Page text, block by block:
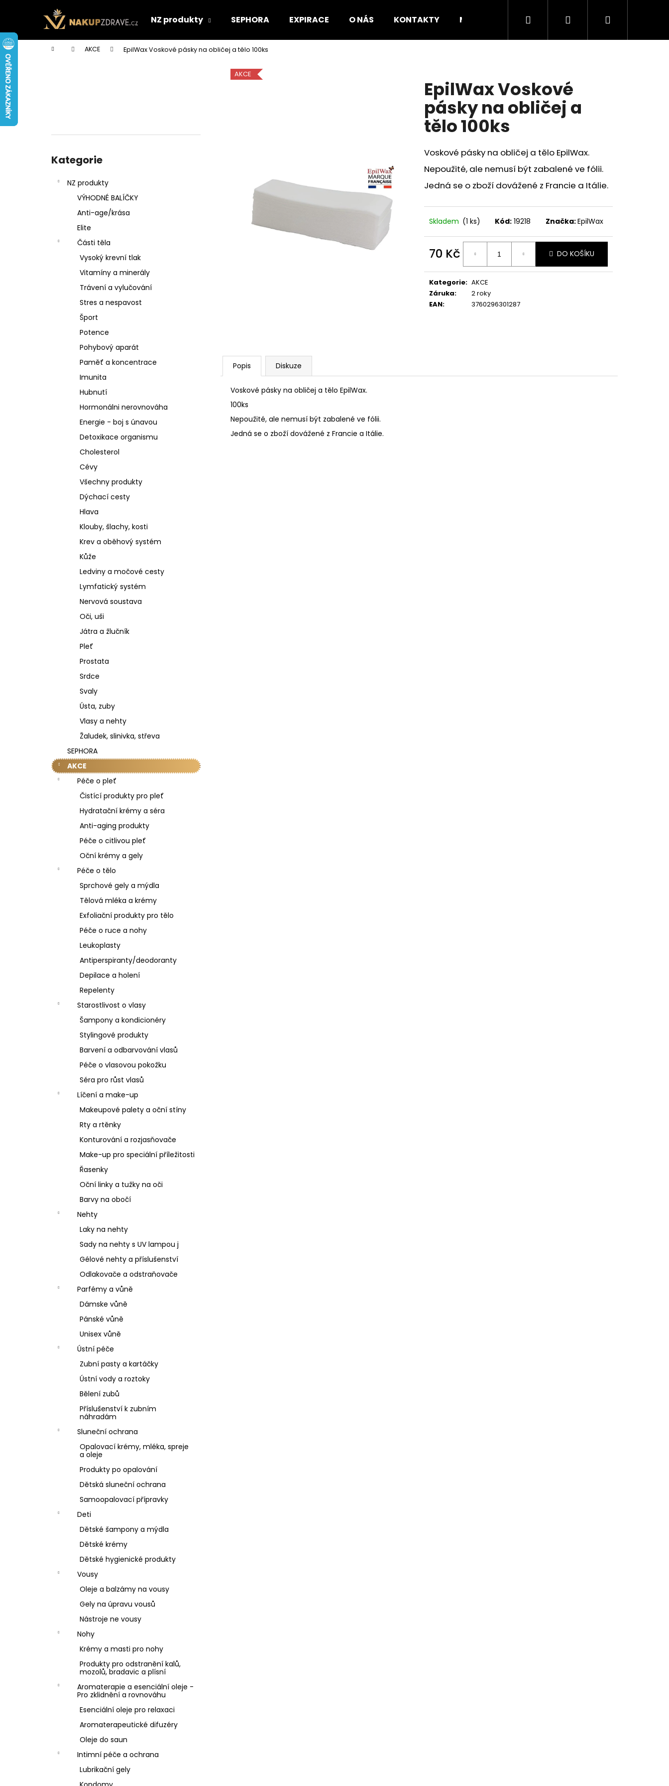
NZ produkty SEPHORA EXPIRACE O NÁS KONTAKTY Moje objednávka RADY A INSPIRACE
Hledat PřihlášeníNákupní
Domů AKCE EpilWax Voskové pásky na obličej a tělo 100ks
kategorie
Kategorie
NZ produkty
VÝHODNÉ BALÍČKY
Anti-age/krása
Elite
Části těla
Vysoký krevní tlak
Vitamíny a minerály
Trávení a vylučování
Stres a nespavost
Šport
Potence
Pohybový aparát
Paměť a koncentrace
Imunita
Hubnutí
Hormonálni nerovnováha
Energie - boj s únavou
Detoxikace organismu
Cholesterol
Cévy
Všechny produkty
Dýchací cesty
Hlava
Klouby, šlachy, kosti
Krev a oběhový systém
Kůže
Ledviny a močové cesty
Lymfatický systém
Nervová soustava
Oči, uši
Játra a žlučník
Pleť
Prostata
Srdce
Svaly
Ústa, zuby
Vlasy a nehty
Žaludek, slinivka, střeva
SEPHORA
AKCE
Péče o pleť
Čistící produkty pro pleť
Hydratační krémy a séra
Anti-aging produkty
Péče o citlivou pleť
Oční krémy a gely
Péče o tělo
Sprchové gely a mýdla
Tělová mléka a krémy
Exfoliační produkty pro tělo
Péče o ruce a nohy
Leukoplasty
Antiperspiranty/deodoranty
Depilace a holení
Repelenty
Starostlivost o vlasy
Šampony a kondicionéry
Stylingové produkty
Barvení a odbarvování vlasů
Péče o vlasovou pokožku
Séra pro růst vlasů
Líčení a make-up
Makeupové palety a oční stíny
Rty a rtěnky
Konturování a rozjasňovače
Make-up pro speciální příležitosti
Řasenky
Oční linky a tužky na oči
Barvy na obočí
Nehty
Laky na nehty
Sady na nehty s UV lampou j
Gélové nehty a příslušenství
Odlakovače a odstraňovače
Parfémy a vůně
Dámske vůně
Pánské vůně
Unisex vůně
Ústní péče
Zubní pasty a kartáčky
Ústní vody a roztoky
Bělení zubů
Příslušenství k zubním
náhradám
Sluneční ochrana
Opalovací krémy, mléka, spreje
a oleje
Produkty po opalování
Dětská sluneční ochrana
Samoopalovací přípravky
Deti
Dětské šampony a mýdla
Dětské krémy
Dětské hygienické produkty
Vousy
Oleje a balzámy na vousy
Gely na úpravu vousů
Nástroje ne vousy
Nohy
Krémy a masti pro nohy
Produkty pro odstranění kalů,
mozolů, bradavic a plísní
Aromaterapie a esenciální oleje -
Pro zklidnění a rovnováhu
Esenciální oleje pro relaxaci
Aromaterapeutické difuzéry
Oleje do saun
Intimní péče a ochrana
Lubrikační gely
EpilWax Voskové
pásky na obličej a
tělo 100ks
Voskové pásky na obličej a tělo EpilWax.
Nepoužité, ale nemusí být zabalené ve fólii.
Jedná se o zboží dovážené z Francie a Itálie.
Skladem (1 ks) Kód: 19218 Značka:EpilWax
70 Kč
cena:
DO KOŠÍKU
Kategorie: AKCE
Záruka:
2 roky
EAN: 3760296301287
AKCE
Popis Diskuze
Voskové pásky na obličej a tělo EpilWax.
100ks
Nepoužité, ale nemusí být zabalené ve fólii.
Jedná se o zboží dovážené z Francie a Itálie.
š
í
k
Zpět
do
Zpět
do
Co potřebujete najít?
Následující
SCHIZANDRA
329 Kč
RETINOL SÉRUM S VITAMÍNY C, E, F 30 ML
GUARANA
259 Kč